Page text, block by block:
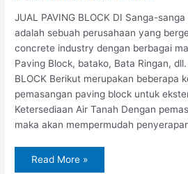
JUAL PAVING BLOCK DI Sanga-
adalah sebuah perusahaan yang
concrete industry dengan berbagai
Paving Block, batako, Bata Ringan, dll.
BLOCK Berikut merupakan beberapa
pemasangan paving block untuk
Ketersediaan Air Tanah Dengan
maka akan mempermudah
Read More »